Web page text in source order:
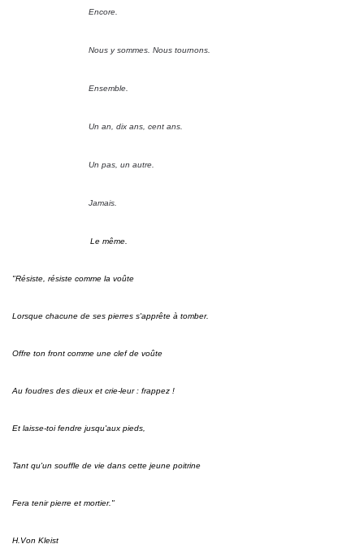
Encore.
Nous y sommes. Nous tournons.
Ensemble.
Un an, dix ans, cent ans.
Un pas, un autre.
Jamais.
Le même.
"Résiste, résiste comme la voûte
Lorsque chacune de ses pierres s'apprête à tomber.
Offre ton front comme une clef de voûte
Au foudres des dieux et crie-leur : frappez !
Et laisse-toi fendre jusqu'aux pieds,
Tant qu'un souffle de vie dans cette jeune poitrine
Fera tenir pierre et mortier."
H.Von Kleist